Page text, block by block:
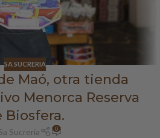
SA SUCRERIA
Maó, otra tienda
Menorca Reserva
Biosfera.
Sucreria 0